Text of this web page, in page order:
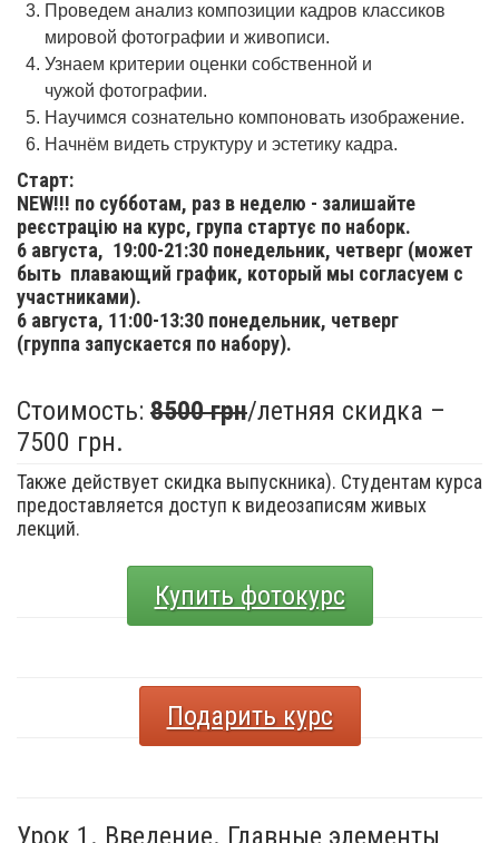
Проведем анализ композиции кадров классиков
мировой фотографии и живописи.
Узнаем критерии оценки собственной и
чужой фотографии.
Научимся сознательно компоновать изображение.
Начнём видеть структуру и эстетику кадра.
Старт:
NEW!!! по субботам, раз в неделю - залишайте
реєстрацію на курс, група стартує по наборк.
6 августа, 19:00-21:30 понедельник, четверг (может
быть плавающий график, который мы согласуем с
участниками).
6 августа, 11:00-13:30 понедельник, четверг
(группа запускается по набору).
Стоимость: 8500 грн/летняя скидка –
7500 грн.
Также действует скидка выпускника). Студентам курса
предоставляется доступ к видеозаписям живых
лекций.
Купить фотокурс
Подарить курс
Урок 1. Введение. Главные элементы